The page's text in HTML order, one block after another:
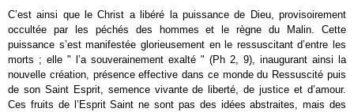
C’est ainsi que le Christ a libéré la puissance de Dieu, provisoirement
occultée par les péchés des hommes et le règne du Malin. Cette
puissance s’est manifestée glorieusement en le ressuscitant d’entre les
morts ; elle " l’a souverainement exalté " (Ph 2, 9), inaugurant ainsi la
nouvelle création, présence effective dans ce monde du Ressuscité puis
de son Saint Esprit, semence vivante de liberté, de justice et d’amour.
Ces fruits de l’Esprit Saint ne sont pas des idées abstraites, mais des